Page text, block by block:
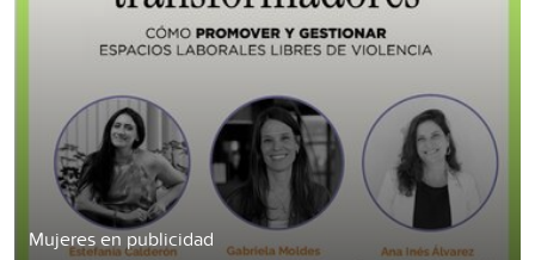
Mujeres en publicidad